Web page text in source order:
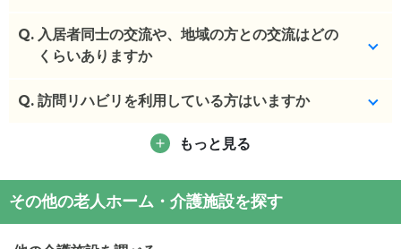
しております。
各フロアによりますが、月1回イベント、週1回体操
などを行っております。
(回答者: 施設担当者,回答日: 2024/04/15)
Q. 入居者同士の交流や、地域の方との交流はどの
くらいありますか
日常的に入居者同士の交流は、共有スペースで可能
Q. 訪問リハビリを利用している方はいますか
はい、ご利用されている方います。
(回答者: 施設担当者,回答日: 2024/04/15)
もっと見る
その他の老人ホーム・介護施設を探す